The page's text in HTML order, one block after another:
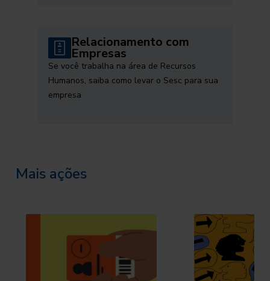
Relacionamento com
Empresas
Se você trabalha na área de Recursos
Humanos, saiba como levar o Sesc para sua
empresa
Mais ações